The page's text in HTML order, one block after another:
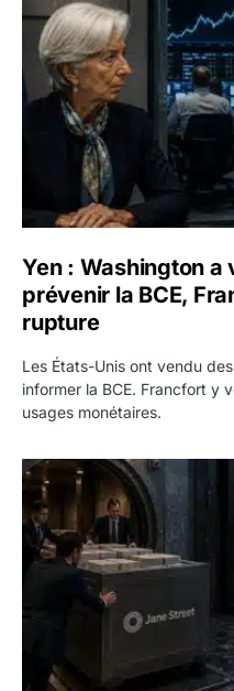
Yen : Washington a
prévenir la BCE,
rupture
Les États-Unis ont vendu
informer la BCE. Francfort y
usages monétaires.
Jane Street négocie le